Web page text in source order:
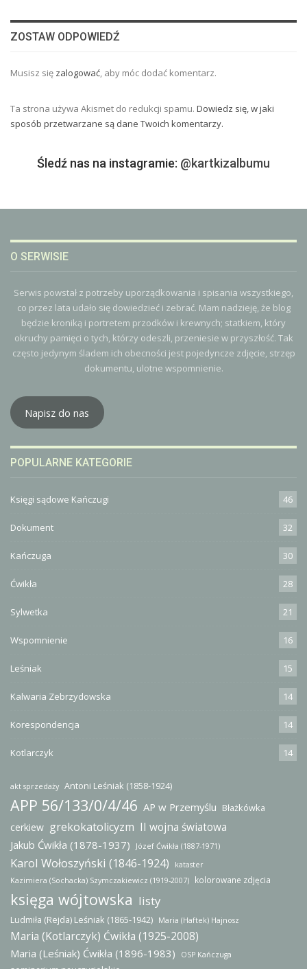
ZOSTAW ODPOWIEDŹ
Musisz się zalogować, aby móc dodać komentarz.
Ta strona używa Akismet do redukcji spamu. Dowiedz się, w jaki
sposób przetwarzane są dane Twoich komentarzy.
Śledź nas na instagramie: @kartkizalbumu
O SERWISIE
Serwis powstał z potrzeby uporządkowania i spisania wszystkiego,
co przez lata udało się dowiedzieć i zebrać. Mam nadzieję, że blog
będzie kroniką i portretem przodków i krewnych; statkiem, który
okruchy pamięci o tych, którzy odeszli, przeniesie w przyszłość. Tak
często jedynym śladem ich obecności jest pojedyncze zdjęcie, strzęp
dokumentu, ulotne wspomnienie.
Napisz do nas
POPULARNE KATEGORIE
Księgi sądowe Kańczugi 46
Dokument 32
Kańczuga 30
Ćwikła 28
Sylwetka 21
Wspomnienie 16
Leśniak 15
Kalwaria Zebrzydowska 14
Korespondencja 14
Kotlarczyk 14
akt sprzedaży Antoni Leśniak (1858-1924)
APP 56/133/0/4/46 AP w Przemyślu Błażkówka
cerkiew grekokatolicyzm II wojna światowa
Jakub Ćwikła (1878-1937) Józef Ćwikła (1887-1971)
Karol Wołoszyński (1846-1924)
kataster
Kazimiera (Sochacka) Szymczakiewicz (1919-2007)
kolorowane zdjęcia
księga wójtowska listy
Ludmiła (Rejda) Leśniak (1865-1942) Maria (Haftek) Hajnosz
Maria (Kotlarczyk) Ćwikła (1925-2008)
Maria (Leśniak) Ćwikła (1896-1983) OSP Kańczuga